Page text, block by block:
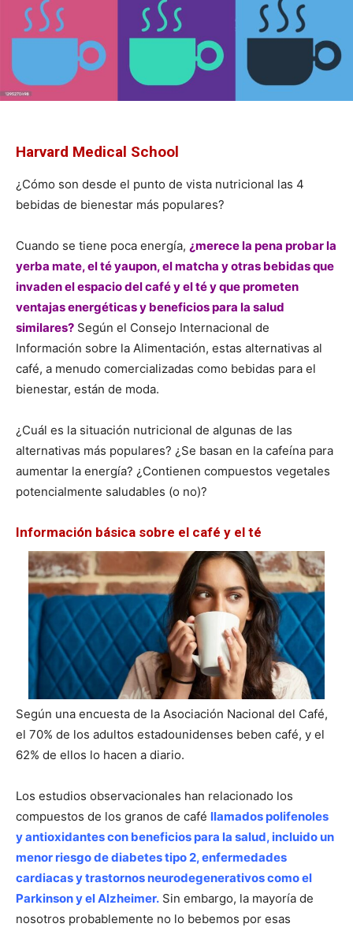
Harvard Medical School
¿Cómo son desde el punto de vista nutricional las 4
bebidas de bienestar más populares?
Cuando se tiene poca energía, ¿merece la pena probar la
yerba mate, el té yaupon, el matcha y otras bebidas que
invaden el espacio del café y el té y que prometen
ventajas energéticas y beneficios para la salud
similares? Según el Consejo Internacional de
Información sobre la Alimentación, estas alternativas al
café, a menudo comercializadas como bebidas para el
bienestar, están de moda.
¿Cuál es la situación nutricional de algunas de las
alternativas más populares? ¿Se basan en la cafeína para
aumentar la energía? ¿Contienen compuestos vegetales
potencialmente saludables (o no)?
Información básica sobre el café y el té
Según una encuesta de la Asociación Nacional del Café,
el 70% de los adultos estadounidenses beben café, y el
62% de ellos lo hacen a diario.
Los estudios observacionales han relacionado los
compuestos de los granos de café llamados polifenoles
y antioxidantes con beneficios para la salud, incluido un
menor riesgo de diabetes tipo 2, enfermedades
cardiacas y trastornos neurodegenerativos como el
Parkinson y el Alzheimer. Sin embargo, la mayoría de
nosotros probablemente no lo bebemos por esas